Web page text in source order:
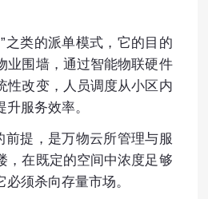
之类的派单模式，它的目的
业围墙，通过智能物联硬件
性改变，人员调度从小区内
服务效率。
前提，是万物云所管理与服
，在既定的空间中浓度足够
须杀向存量市场。